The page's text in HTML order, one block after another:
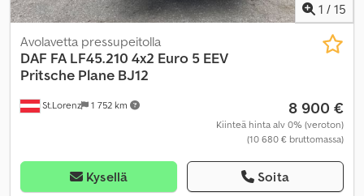
1 / 15
St.Lorenz 1 752 km
Avolavetta pressupeitolla
DAF FA LF45.210 4x2 Euro 5 EEV
Pritsche Plane BJ12
8 900 €
Kiinteä hinta alv 0% (veroton)
(10 680 € bruttomassa)
Kysellä Soita